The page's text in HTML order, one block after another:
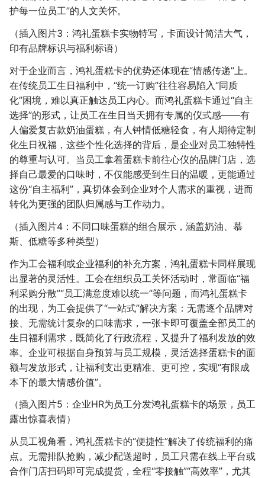
护每一位员工”的人文关怀。
（插入图片3：鸿礼蛋糕卡实物特写，卡面设计简洁大气，
印有品牌标识与福利标语）
对于企业而言，鸿礼蛋糕卡的优势还体现在“情感传递”上。
在传统员工生日福利中，“统一订购”往往容易陷入“同质
化”困境，难以真正触达员工内心。而鸿礼蛋糕卡通过“自主
选择”的形式，让员工在生日当天拥有专属的仪式感——有
人偏爱复古款奶油蛋糕，有人钟情低糖轻食，有人期待定制
化生日祝福，这些个性化选择的背后，是企业对员工独特性
的尊重与认可。当员工拿着蛋糕卡前往心仪的品牌门店，选
择自己最爱的口味时，不仅能感受到生日的温暖，更能通过
这份“自主福利”，真切体会到企业对个人需求的重视，进而
转化为更强的团队归属感与工作动力。
（插入图片4：不同口味蛋糕的组合展示，涵盖奶油、慕
斯、低糖等多种类型）
作为工会福利或企业福利的补充方案，鸿礼蛋糕卡同样展现
出显著的灵活性。工会在组织员工关怀活动时，常面临“福
利采购分散”“员工满意度难以统一”等问题，而鸿礼蛋糕卡
的出现，为工会提供了“一站式”解决方案：无需逐个品牌对
接、无需统计复杂的口味需求，一张卡即可覆盖全部员工的
生日福利需求，既简化了行政流程，又提升了福利发放的效
率。企业可根据自身预算与员工规模，灵活选择蛋糕卡的面
额与发放形式，让福利支出更精准、更可控，实现“有限成
本下的最大情感价值”。
（插入图片5：企业HR为员工分发鸿礼蛋糕卡的场景，员工
露出惊喜表情）
从员工视角看，鸿礼蛋糕卡的“便捷性”解决了传统福利的痛
点。无需排队抢购，减少配送超时，员工只需在线上平台或
合作门店扫码即可完成提货，全程“零接触”“高效率”，尤其